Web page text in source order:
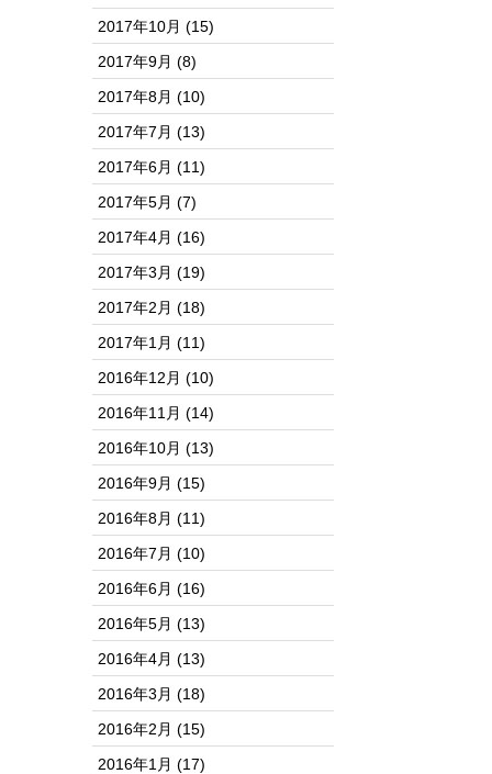
2017年10月 (15)
2017年9月 (8)
2017年8月 (10)
2017年7月 (13)
2017年6月 (11)
2017年5月 (7)
2017年4月 (16)
2017年3月 (19)
2017年2月 (18)
2017年1月 (11)
2016年12月 (10)
2016年11月 (14)
2016年10月 (13)
2016年9月 (15)
2016年8月 (11)
2016年7月 (10)
2016年6月 (16)
2016年5月 (13)
2016年4月 (13)
2016年3月 (18)
2016年2月 (15)
2016年1月 (17)